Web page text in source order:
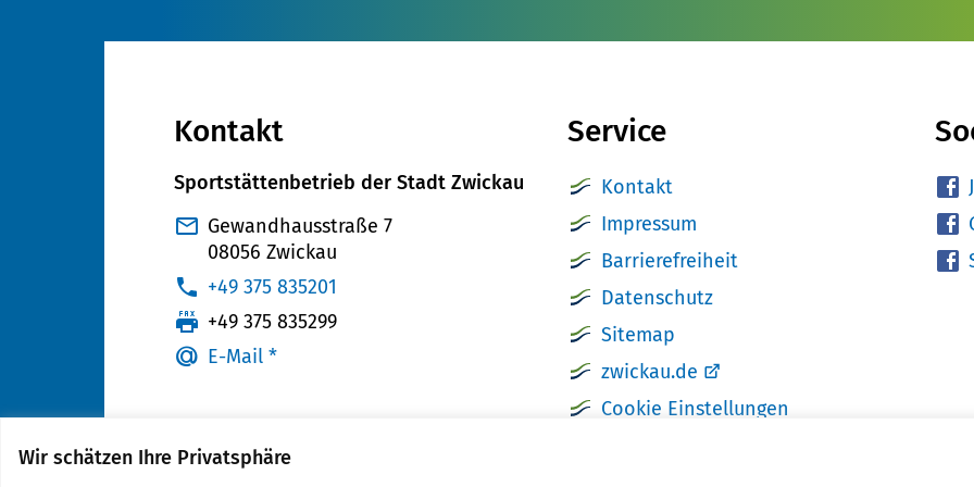
Wir schätzen Ihre Privatsphäre
Kontakt
Sportstättenbetrieb der Stadt Zwickau
Gewandhausstraße 7
08056 Zwickau
:+49 375 835201
:+49 375 835299
E-Mail *
Service
Kontakt
Impressum
Barrierefreiheit
Datenschutz
Sitemap
zwickau.de
Cookie Einstellungen